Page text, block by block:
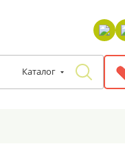
Каталог